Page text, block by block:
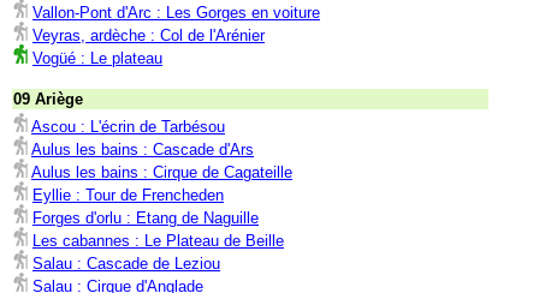
Vallon-Pont d'Arc : Les Gorges en voiture
Veyras, ardèche : Col de l'Arénier
Vogüé : Le plateau
09 Ariège
Ascou : L'écrin de Tarbésou
Aulus les bains : Cascade d'Ars
Aulus les bains : Cirque de Cagateille
Eyllie : Tour de Frencheden
Forges d'orlu : Etang de Naguille
Les cabannes : Le Plateau de Beille
Salau : Cascade de Leziou
Salau : Cirque d'Anglade